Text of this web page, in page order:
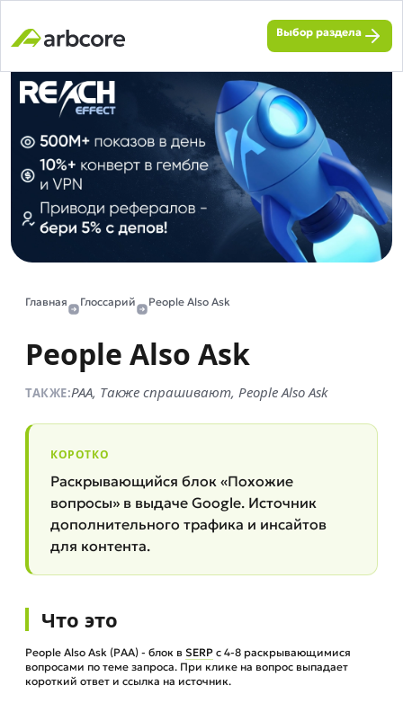
Выбор раздела
Главная Глоссарий People Also Ask
People Also Ask
ТАКЖЕ:PAA, Также спрашивают, People Also Ask
КОРОТКО
Раскрывающийся блок «Похожие
вопросы» в выдаче Google. Источник
дополнительного трафика и инсайтов
для контента.
Что это
People Also Ask (PAA) - блок в SERP с 4-8 раскрывающимися
вопросами по теме запроса. При клике на вопрос выпадает
короткий ответ и ссылка на источник.